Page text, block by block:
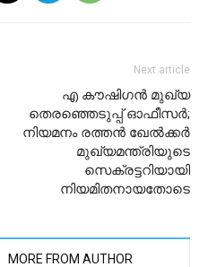
Next article
എ കൗഷിഗൻ മുഖ്യ
തെരഞ്ഞെടുപ്പ് ഓഫീസർ;
നിയമനം രത്തൻ ഖേൽക്കർ
മുഖ്യമന്ത്രിയുടെ
സെക്രട്ടറിയായി
നിയമിതനായതോടെ
MORE FROM AUTHOR